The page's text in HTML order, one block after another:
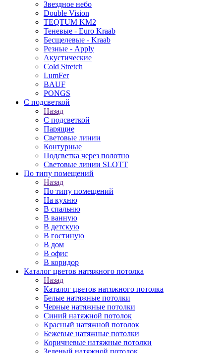
Звездное небо
Double Vision
TEQTUM KM2
Теневые - Euro Kraab
Бесщелевые - Kraab
Резные - Apply
Акустические
Cold Stretch
LumFer
BAUF
PONGS
С подсветкой
Назад
С подсветкой
Парящие
Световые линии
Контурные
Подсветка через полотно
Световые линии SLOTT
По типу помещений
Назад
По типу помещений
На кухню
В спальню
В ванную
В детскую
В гостиную
В дом
В офис
В коридор
Каталог цветов натяжного потолка
Назад
Каталог цветов натяжного потолка
Белые натяжные потолки
Черные натяжные потолки
Синий натяжной потолок
Красный натяжной потолок
Бежевые натяжные потолки
Коричневые натяжные потолки
Зеленый натяжной потолок